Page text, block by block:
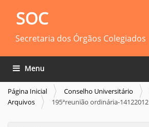
SOC
Secretaria dos Órgãos Colegiados
Toggle navigation
Página Inicial Conselho Universitário
Arquivos
195ªreunião ordinária-14122012